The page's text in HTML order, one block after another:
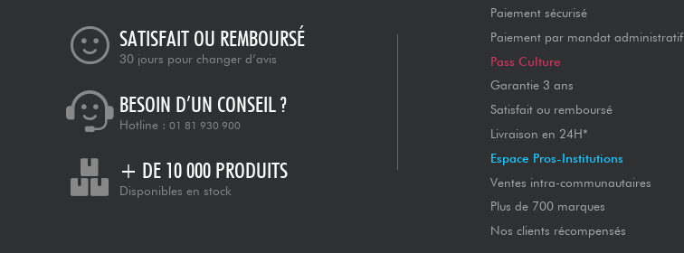
SATISFAIT OU REMBOURSÉ
30 jours pour changer d’avis
BESOIN D’UN CONSEIL ?
Hotline : 01 81 930 900
+ DE 10 000 PRODUITS
Disponibles en stock
Paiement sécurisé
Paiement par mandat administratif
Pass Culture
Garantie 3 ans
Satisfait ou remboursé
Livraison en 24H*
Espace Pros-Institutions
Ventes intra-communautaires
Plus de 700 marques
Nos clients récompensés